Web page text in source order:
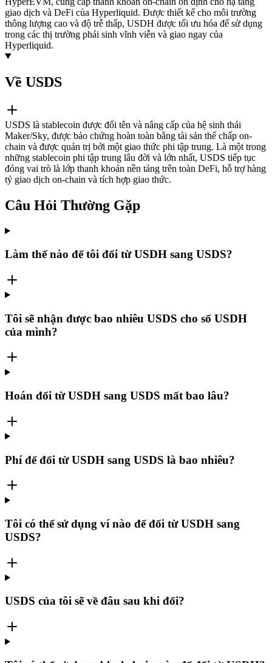
giao dịch và DeFi của Hyperliquid. Được thiết kế cho môi trường
thông lượng cao và độ trễ thấp, USDH được tối ưu hóa để sử dụng
trong các thị trường phái sinh vĩnh viễn và giao ngay của
Hyperliquid.
Về USDS
USDS là stablecoin được đổi tên và nâng cấp của hệ sinh thái
Maker/Sky, được bảo chứng hoàn toàn bằng tài sản thế chấp on-
chain và được quản trị bởi một giao thức phi tập trung. Là một trong
những stablecoin phi tập trung lâu đời và lớn nhất, USDS tiếp tục
đóng vai trò là lớp thanh khoản nền tảng trên toàn DeFi, hỗ trợ hàng
tỷ giao dịch on-chain và tích hợp giao thức.
Câu Hỏi Thường Gặp
Làm thế nào để tôi đổi từ USDH sang USDS?
Tôi sẽ nhận được bao nhiêu USDS cho số USDH
của mình?
Hoán đổi từ USDH sang USDS mất bao lâu?
Phí để đổi từ USDH sang USDS là bao nhiêu?
Tôi có thể sử dụng ví nào để đổi từ USDH sang
USDS?
USDS của tôi sẽ về đâu sau khi đổi?